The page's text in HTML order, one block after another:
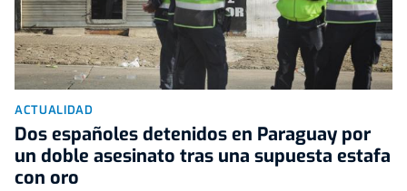
ACTUALIDAD
Dos españoles detenidos en Paraguay por
un doble asesinato tras una supuesta estafa
con oro